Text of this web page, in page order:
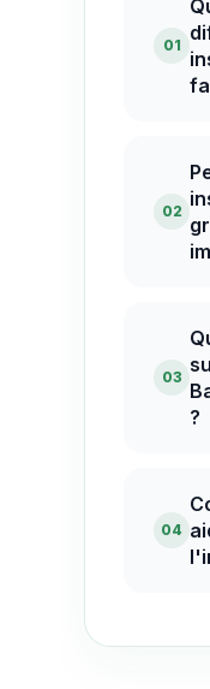
01
02
03
?
04